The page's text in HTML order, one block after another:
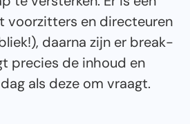
voorzitters en directeuren
daarna zijn er break-
precies de inhoud en
als deze om vraagt.